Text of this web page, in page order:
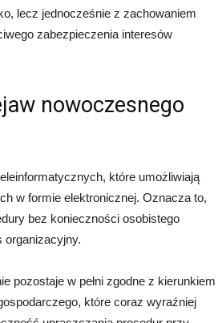
lecz jednocześnie z zachowaniem
zabezpieczenia interesów
nowoczesnego
które umożliwiają
w formie elektronicznej. Oznacza to,
bez konieczności osobistego
organizacyjny.
pozostaje w pełni zgodne z kierunkiem
które coraz wyraźniej